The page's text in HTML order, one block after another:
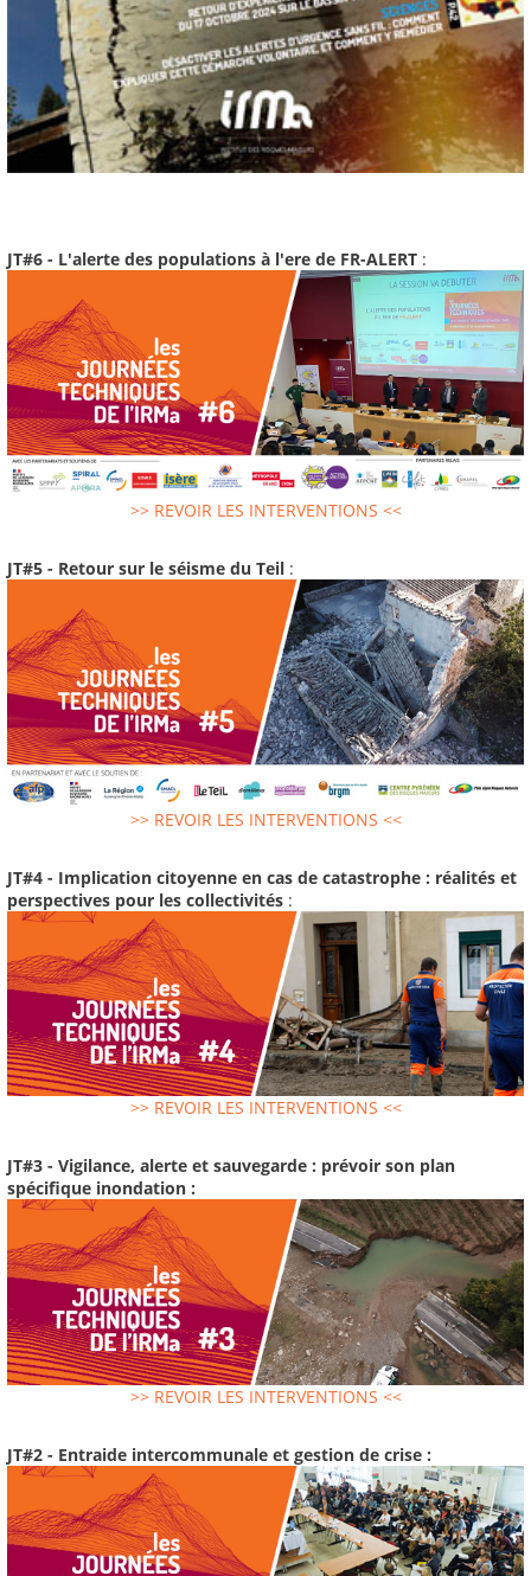
JT#6 - L'alerte des populations à l'ere de FR-ALERT :
>> REVOIR LES INTERVENTIONS <<
JT#5 - Retour sur le séisme du Teil :
>> REVOIR LES INTERVENTIONS <<
JT#4 - Implication citoyenne en cas de catastrophe : réalités et
perspectives pour les collectivités :
>> REVOIR LES INTERVENTIONS <<
JT#3 - Vigilance, alerte et sauvegarde : prévoir son plan
spécifique inondation :
>> REVOIR LES INTERVENTIONS <<
JT#2 - Entraide intercommunale et gestion de crise :